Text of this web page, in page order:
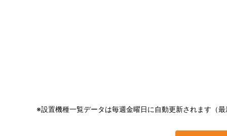
※設置機種一覧データは毎週金曜日に自動更新されます（